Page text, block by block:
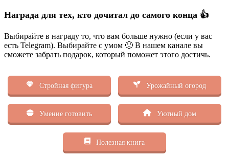
Награда для тех, кто дочитал до самого конца 👍
Выбирайте в награду то, что вам больше нужно (если у вас
есть Telegram). Выбирайте с умом 🙂 В нашем канале вы
сможете забрать подарок, который поможет этого достичь.
Стройная фигура Урожайный огород
Умение готовить Уютный дом
Полезная книга